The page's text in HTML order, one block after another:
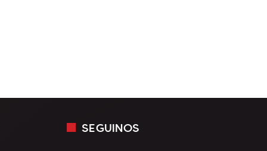
SEGUINOS